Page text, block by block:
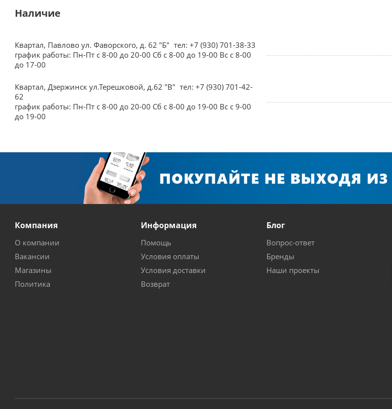
Наличие
Квартал, Павлово ул. Фаворского, д. 62 "Б" тел: +7 (930) 701-38-33
график работы: Пн-Пт с 8-00 до 20-00 Сб с 8-00 до 19-00 Вс с 8-00
до 17-00
Квартал, Дзержинск ул.Терешковой, д.62 "В" тел: +7 (930) 701-42-
62
график работы: Пн-Пт с 8-00 до 20-00 Сб с 8-00 до 19-00 Вс с 9-00
до 19-00
Компания
О компании
Вакансии
Магазины
Политика
Информация
Помощь
Условия оплаты
Условия доставки
Возврат
Блог
Вопрос-ответ
Бренды
Наши проекты